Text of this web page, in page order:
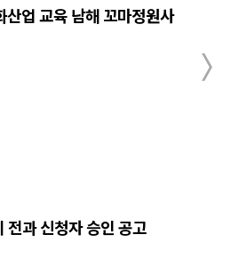
산업 교육 남해 꼬마정원사
과 신청자 승인 공고